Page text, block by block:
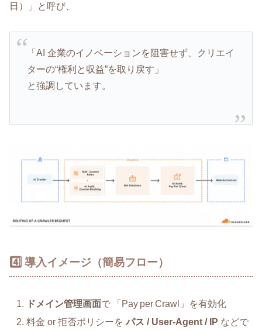
日）」と呼び、
「AI 企業のイノベーションを阻害せず、クリエイ
ターの“権利と収益”を取り戻す」
と強調しています。
4️⃣ 導入イメージ（簡易フロー）
ドメイン管理画面で 「Pay per Crawl」を有効化
料金 or 拒否ポリシーをパス / User‑Agent / IP などで